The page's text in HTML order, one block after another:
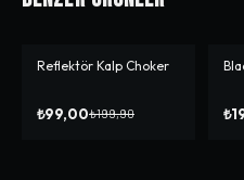
-%50
Reflektör Kalp Choker
₺99,00₺199,90
-%